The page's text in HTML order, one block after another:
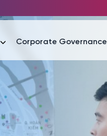
Corporate Governance
Tài liệu